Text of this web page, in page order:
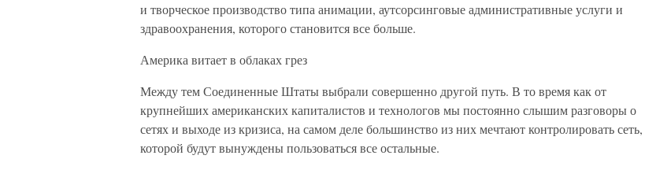
и творческое производство типа анимации, аутсорсинговые административные услуги и
здравоохранения, которого становится все больше.
Америка витает в облаках грез
Между тем Соединенные Штаты выбрали совершенно другой путь. В то время как от
крупнейших американских капиталистов и технологов мы постоянно слышим разговоры о
сетях и выходе из кризиса, на самом деле большинство из них мечтают контролировать сеть,
которой будут вынуждены пользоваться все остальные.